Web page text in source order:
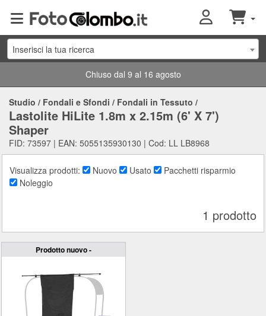
Inserisci la tua ricerca
Chiuso dal 9 al 16 agosto
Studio / Fondali e Sfondi / Fondali in Tessuto /
Lastolite HiLite 1.8m x 2.15m (6' X 7')
Shaper
FID: 73597 | EAN: 5055135930130 | Cod: LL LB8968
Visualizza prodotti: Nuovo Usato
Pacchetti risparmio
Noleggio
1 prodotto
Prodotto nuovo -